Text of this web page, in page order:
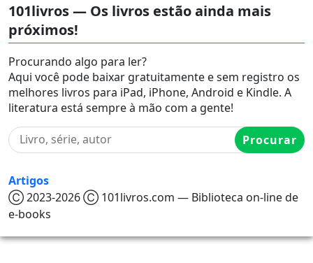
101livros — Os livros estão ainda mais
próximos!
Procurando algo para ler?
Aqui você pode baixar gratuitamente e sem registro os
melhores livros para iPad, iPhone, Android e Kindle. A
literatura está sempre à mão com a gente!
Procurar
Artigos
Ⓒ 2023-2026 Ⓒ 101livros.com — Biblioteca on-line de
e-books